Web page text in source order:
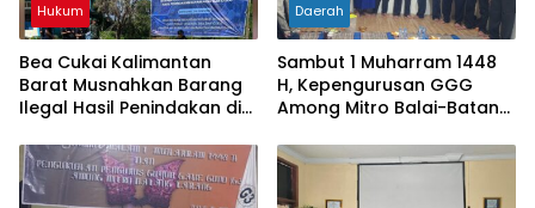
Hukum
Bea Cukai Kalimantan
Barat Musnahkan Barang
Ilegal Hasil Penindakan di
Daerah
Sambut 1 Muharram 1448
H, Kepengurusan GGG
Among Mitro Balai-Batang